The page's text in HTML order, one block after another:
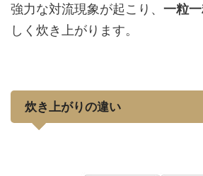
強力な対流現象が起こり、 一粒
しく炊き上がります。
炊き上がりの違い